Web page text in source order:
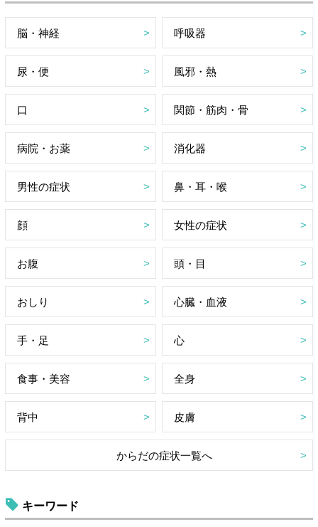
脳・神経 呼吸器
尿・便 風邪・熱
口 関節・筋肉・骨
病院・お薬 消化器
男性の症状 鼻・耳・喉
顔 女性の症状
お腹 頭・目
おしり 心臓・血液
手・足 心
食事・美容 全身
背中 皮膚
からだの症状一覧へ
キーワード